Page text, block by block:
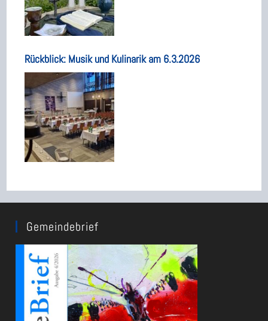
Rückblick: Musik und Kulinarik am 6.3.2026
Gemeindebrief